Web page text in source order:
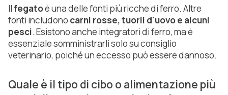
Ilfegatoè una delle fonti più ricche di ferro. Altre
fonti includono carni rosse, tuorli d'uovo e alcuni
pesci. Esistono anche integratori di ferro, ma è
essenziale somministrarli solo su consiglio
veterinario, poiché un eccesso può essere dannoso.
Quale è il tipo di cibo o alimentazione più